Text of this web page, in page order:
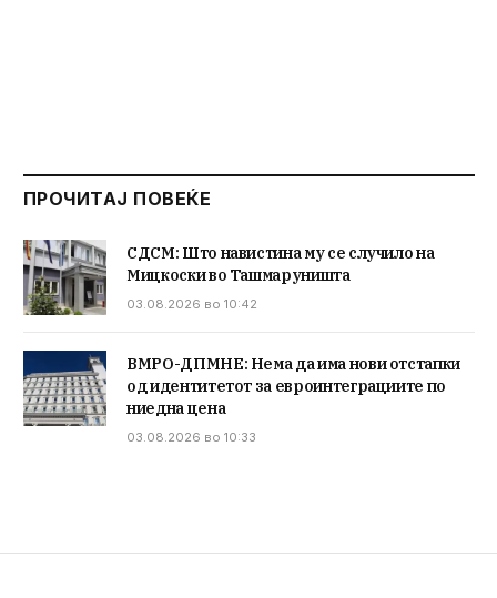
ПРОЧИТАЈ ПОВЕЌЕ
СДСМ: Што навистина му се случило на
Мицкоски во Ташмаруништа
03.08.2026 во 10:42
ВМРО-ДПМНЕ: Нема да има нови отстапки
од идентитетот за евроинтеграциите по
ниедна цена
03.08.2026 во 10:33